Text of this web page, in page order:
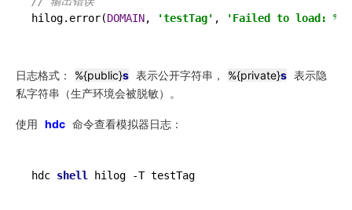
hilog. error(DOMAIN, 'testTag' , 'Failed to load:
日志格式： %{public}s 表示公开字符串， %{private}s 表示隐
私字符串（生产环境会被脱敏）。
使用 hdc 命令查看模拟器日志：
hdc shell hilog -T testTag